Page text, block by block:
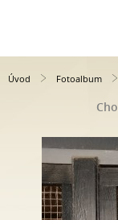
Úvod Fotoalbum